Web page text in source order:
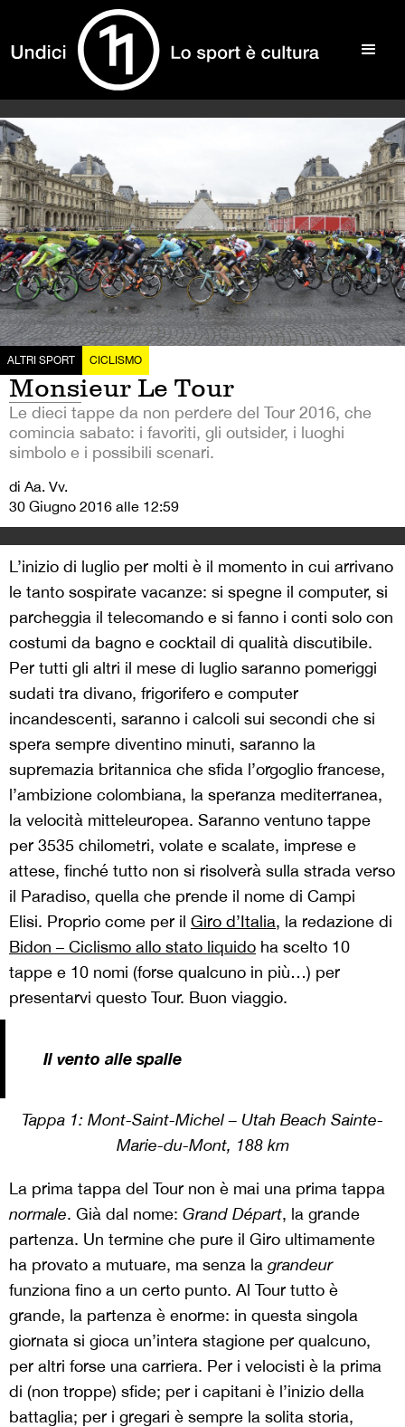
ALTRI SPORT CICLISMO
Monsieur Le Tour
Le dieci tappe da non perdere del Tour 2016, che
comincia sabato: i favoriti, gli outsider, i luoghi
simbolo e i possibili scenari.
di Aa. Vv.
30 Giugno 2016 alle 12:59
L’inizio di luglio per molti è il momento in cui arrivano
le tanto sospirate vacanze: si spegne il computer, si
parcheggia il telecomando e si fanno i conti solo con
costumi da bagno e cocktail di qualità discutibile.
Per tutti gli altri il mese di luglio saranno pomeriggi
sudati tra divano, frigorifero e computer
incandescenti, saranno i calcoli sui secondi che si
spera sempre diventino minuti, saranno la
supremazia britannica che sfida l’orgoglio francese,
l’ambizione colombiana, la speranza mediterranea,
la velocità mitteleuropea. Saranno ventuno tappe
per 3535 chilometri, volate e scalate, imprese e
attese, finché tutto non si risolverà sulla strada verso
il Paradiso, quella che prende il nome di Campi
Elisi. Proprio come per il Giro d’Italia, la redazione di
Bidon – Ciclismo allo stato liquido ha scelto 10
tappe e 10 nomi (forse qualcuno in più…) per
presentarvi questo Tour. Buon viaggio.
Il vento alle spalle
Tappa 1: Mont-Saint-Michel – Utah Beach Sainte-
Marie-du-Mont, 188 km
La prima tappa del Tour non è mai una prima tappa
normale. Già dal nome: Grand Départ, la grande
partenza. Un termine che pure il Giro ultimamente
ha provato a mutuare, ma senza la grandeur
funziona fino a un certo punto. Al Tour tutto è
grande, la partenza è enorme: in questa singola
giornata si gioca un’intera stagione per qualcuno,
per altri forse una carriera. Per i velocisti è la prima
di (non troppe) sfide; per i capitani è l’inizio della
battaglia; per i gregari è sempre la solita storia,